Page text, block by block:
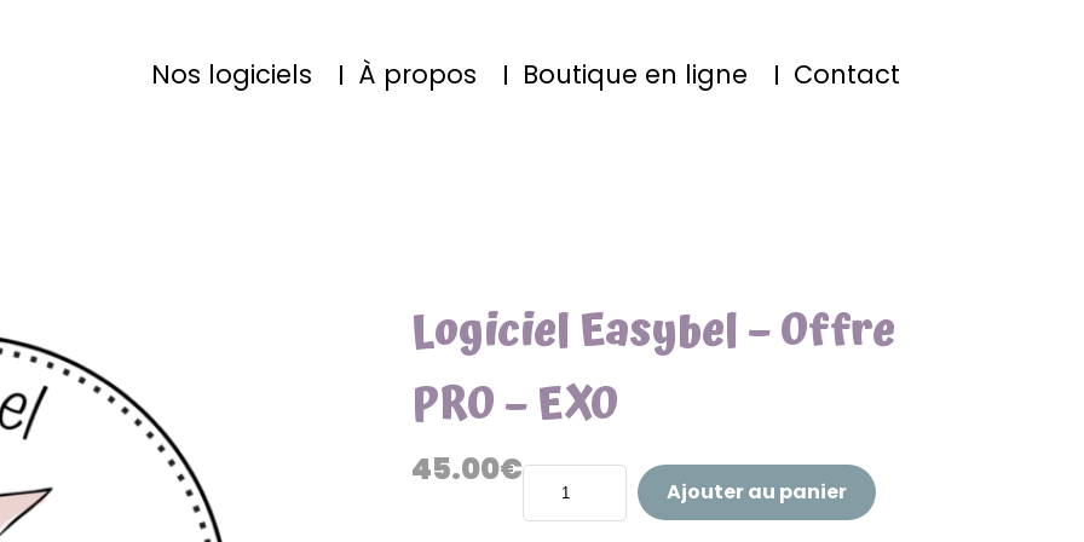
Nos logiciels À propos Boutique en ligne Contact
Logiciel Easybel – Offre
PRO – EXO
45.00€
Ajouter au panier